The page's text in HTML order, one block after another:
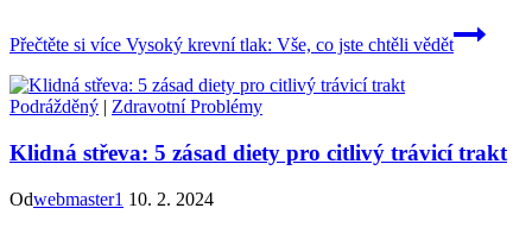
Přečtěte si více Vysoký krevní tlak: Vše, co jste chtěli vědět
Podrážděný | Zdravotní Problémy
Klidná střeva: 5 zásad diety pro citlivý trávicí trakt
Odwebmaster1 10. 2. 2024